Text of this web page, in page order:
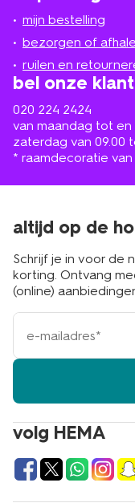
mijn bestelling
bezorgen of
ruilen en
bel onze
020 224 2424
van maandag tot en
zaterdag van 09.00
* raamdecoratie van
in
de
buurt
volg HEMA
altijd op de
Schrijf je in voor de
korting. Ontvang
(online)
e-
mailadres